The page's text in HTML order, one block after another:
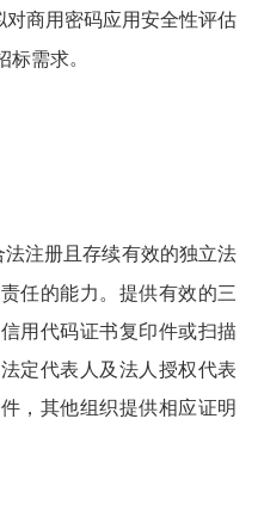
对商用密码应用安全性评估
标需求。
注册且存续有效的独立法
任的能力。提供有效的三
用代码证书复印件或扫描
定代表人及法人授权代表
，其他组织提供相应证明